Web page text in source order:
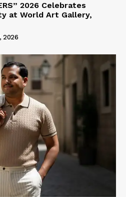
2026 Celebrates
at World Art Gallery,
2026